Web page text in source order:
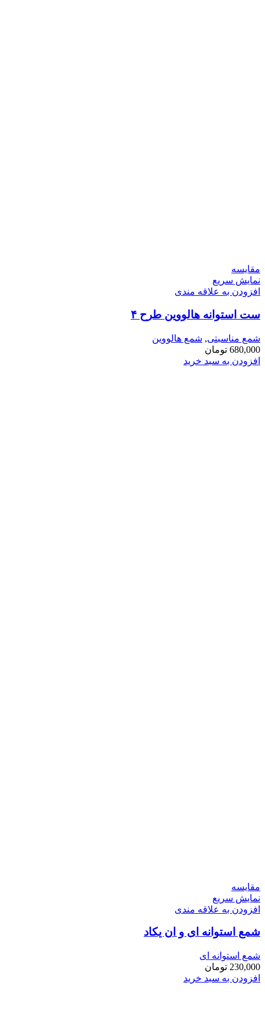
مقايسه
نمایش سریع
افزودن به علاقه مندی
ست استوانه هالووین طرح ۴
شمع مناسبتی, شمع هالووین
680,000 تومان
افزودن به سبد خرید
مقايسه
نمایش سریع
افزودن به علاقه مندی
شمع استوانه ای و ان یکاد
شمع استوانه ای
230,000 تومان
افزودن به سبد خرید